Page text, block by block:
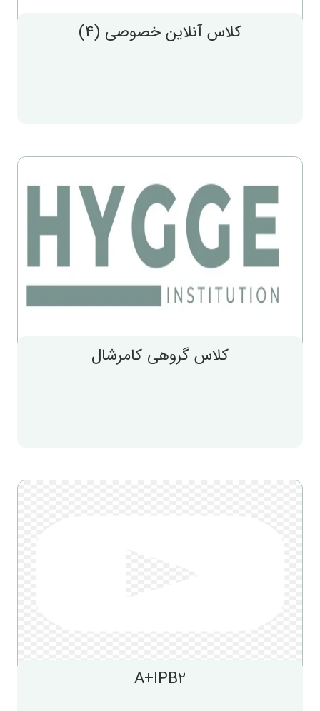
کلاس آنلاین خصوصی (4)
کلاس گروهی کامرشال
A+IPB2